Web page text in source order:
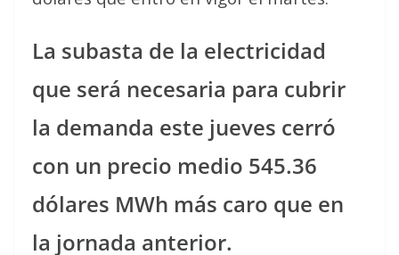
La subasta de la electricidad
que será necesaria para cubrir
la demanda este jueves cerró
con un precio medio 545.36
dólares MWh más caro que en
la jornada anterior.